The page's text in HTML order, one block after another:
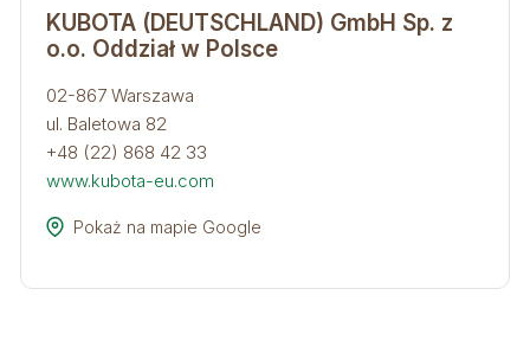
KUBOTA (DEUTSCHLAND) GmbH Sp. z
o.o. Oddział w Polsce​
02-867 Warszawa
ul. Baletowa 82
+48 (22) 868 42 33
www.kubota-eu.com
Pokaż na mapie Google